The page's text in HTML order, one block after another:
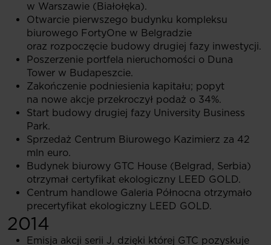
w Warszawie (Białołęka).
Otwarcie pierwszego budynku kompleksu
biurowego FortyOne w Belgradzie
oraz rozpoczęcie budowy drugiej fazy inwestycji.
Poszerzenie portfela nieruchomości o Duna
Tower w Budapeszcie.
Zakończenie podniesienia kapitału; popyt
na nowe akcje przekroczył podaż o 34%.
Start budowy drugiej fazy University Business
Park.
Sprzedaż Centrum Biurowego Kazimierz za 42
mln euro.
Budynek biurowy GTC House (Belgrad, Serbia)
otrzymał certyfikat ekologiczny LEED GOLD.
Centrum handlowe Galeria Północna otrzymało
precertyfikat ekologiczny LEED GOLD.
2014
Emisja akcji serii J, dzięki której GTC pozyskuje